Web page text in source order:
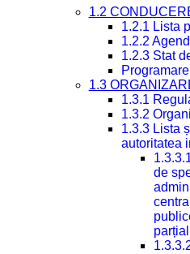
1.2
1.2.1 Lista
1.2.2
1.2.3 Stat
1.3
1.3.1
1.3.2
1.3.3 Lista
autoritatea
de